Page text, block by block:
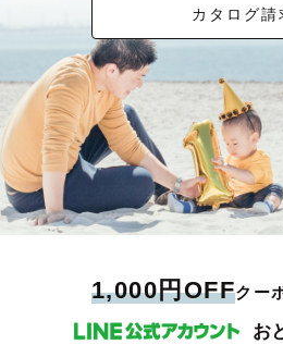
カタログ請
1,000円OFFクー
お